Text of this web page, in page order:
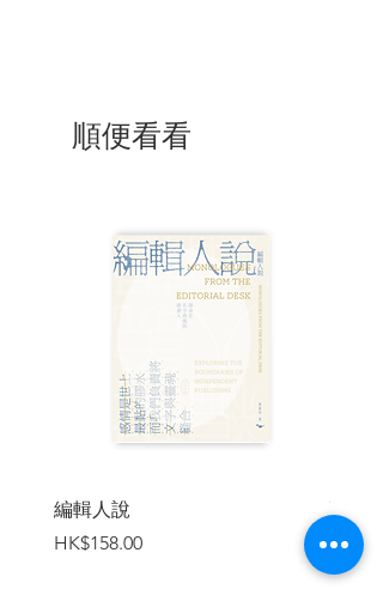
順便看看
編輯人說
價格
HK$158.00
賣書者
價格